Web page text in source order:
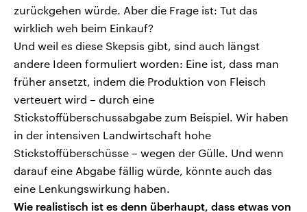
zurückgehen würde. Aber die Frage ist: Tut das
wirklich weh beim Einkauf?
Und weil es diese Skepsis gibt, sind auch längst
andere Ideen formuliert worden: Eine ist, dass man
früher ansetzt, indem die Produktion von Fleisch
verteuert wird – durch eine
Stickstoffüberschussabgabe zum Beispiel. Wir haben
in der intensiven Landwirtschaft hohe
Stickstoffüberschüsse – wegen der Gülle. Und wenn
darauf eine Abgabe fällig würde, könnte auch das
eine Lenkungswirkung haben.
Wie realistisch ist es denn überhaupt, dass etwas von